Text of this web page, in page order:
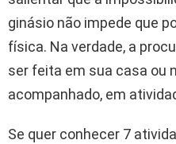
ginásio não impede que
física. Na verdade, a
ser feita em sua casa ou
acompanhado, em
Se quer conhecer 7